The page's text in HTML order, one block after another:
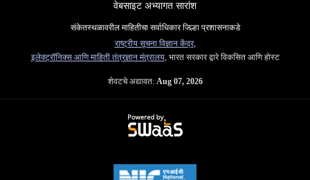
वेबसाइट अभ्यागत सारांश
संकेतस्थळावरील माहितीचा सर्वाधिकार जिल्हा प्रशासनाकडे
राष्ट्रीय सूचना विज्ञान केंद्र,
इलेक्ट्रॉनिक्स आणि माहिती तंत्रज्ञान मंत्रालय, भारत सरकार द्वारे विकसित आणि होस्ट
शेवटचे अद्यावत: Aug 07, 2026